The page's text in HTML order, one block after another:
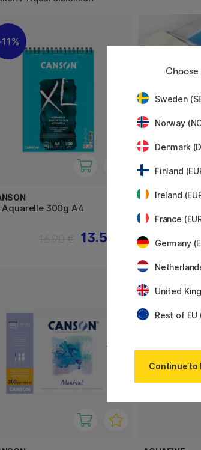
11%
Aquarelle 300g A4
13.52 €
CANSON
11%
Sweden
Norway
Denmark
Finland
Ireland
France
Germany
United
Rest of EU
Continue to